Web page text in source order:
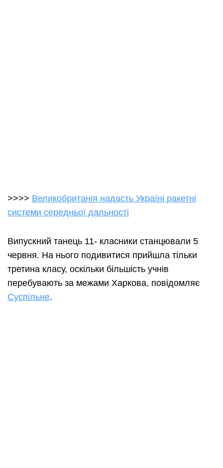
>>>> Великобританія надасть Україні ракетні
системи середньої дальності
Випускний танець 11- класники станцювали 5
червня. На нього подивитися прийшла тільки
третина класу, оскільки більшість учнів
перебувають за межами Харкова, повідомляє
Суспільне.